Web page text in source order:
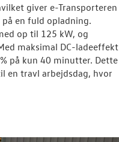
giver e-Transporteren
en fuld opladning.
op til 125 kW, og
maksimal DC-ladeeffekt
på kun 40 minutter. Dette
en travl arbejdsdag, hvor